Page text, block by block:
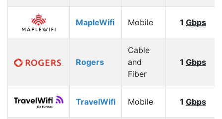
MapleWifi Mobile 1 Gbps
Rogers
Cable
and
Fiber
1 Gbps
TravelWifi Mobile 1 Gbps